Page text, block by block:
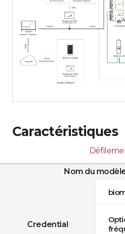
Caractéristiques
Nom du
Credential